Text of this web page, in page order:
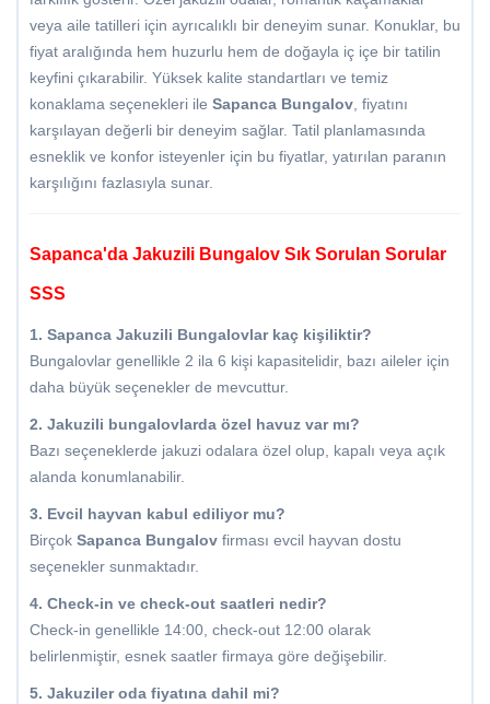
veya aile tatilleri için ayrıcalıklı bir deneyim sunar. Konuklar, bu
fiyat aralığında hem huzurlu hem de doğayla iç içe bir tatilin
keyfini çıkarabilir. Yüksek kalite standartları ve temiz
konaklama seçenekleri ile Sapanca Bungalov, fiyatını
karşılayan değerli bir deneyim sağlar. Tatil planlamasında
esneklik ve konfor isteyenler için bu fiyatlar, yatırılan paranın
karşılığını fazlasıyla sunar.
Sapanca'da Jakuzili Bungalov Sık Sorulan Sorular
SSS
1. Sapanca Jakuzili Bungalovlar kaç kişiliktir?
Bungalovlar genellikle 2 ila 6 kişi kapasitelidir, bazı aileler için
daha büyük seçenekler de mevcuttur.
2. Jakuzili bungalovlarda özel havuz var mı?
Bazı seçeneklerde jakuzi odalara özel olup, kapalı veya açık
alanda konumlanabilir.
3. Evcil hayvan kabul ediliyor mu?
Birçok Sapanca Bungalov firması evcil hayvan dostu
seçenekler sunmaktadır.
4. Check-in ve check-out saatleri nedir?
Check-in genellikle 14:00, check-out 12:00 olarak
belirlenmiştir, esnek saatler firmaya göre değişebilir.
5. Jakuziler oda fiyatına dahil mi?